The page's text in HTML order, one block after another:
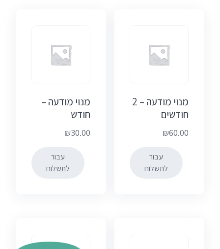
מנוי מודעה – 2
חודשים
₪60.00
עבור
לתשלום
מנוי מודעה –
חודש
₪30.00
עבור
לתשלום